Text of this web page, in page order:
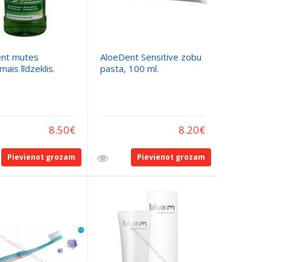
mutes
līdzeklis.
8.50€
Pievienot grozam
AloeDent Sensitive zobu
pasta, 100 ml.
8.20€
Pievienot grozam